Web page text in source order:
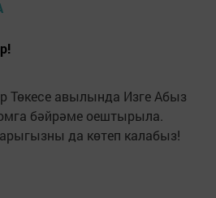
Төкесе авылында Изге Абыз
бәйрәме оештырыла.
да көтеп калабыз!